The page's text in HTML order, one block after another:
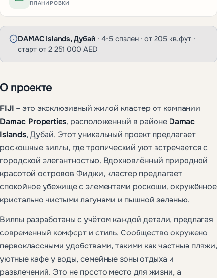
ПЛАНИРОВКИ
DAMAC Islands, Дубай · 4-5 спален · от 205 кв.фут ·
старт от 2 251 000 AED
О проекте
FIJI – это эксклюзивный жилой кластер от компании
Damac Properties, расположенный в районе Damac
Islands, Дубай. Этот уникальный проект предлагает
роскошные виллы, где тропический уют встречается с
городской элегантностью. Вдохновлённый природной
красотой островов Фиджи, кластер предлагает
спокойное убежище с элементами роскоши, окружённое
кристально чистыми лагунами и пышной зеленью.
Виллы разработаны с учётом каждой детали, предлагая
современный комфорт и стиль. Сообщество окружено
первоклассными удобствами, такими как частные пляжи,
уютные кафе у воды, семейные зоны отдыха и
развлечений. Это не просто место для жизни, а